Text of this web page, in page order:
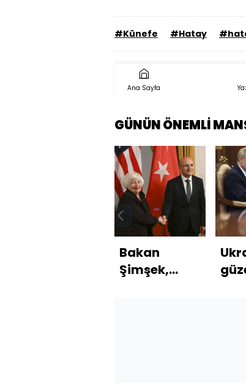
#Künefe #Hatay
Ana Sayfa
GÜNÜN ÖNEMLİ
Bakan
Şimşek,